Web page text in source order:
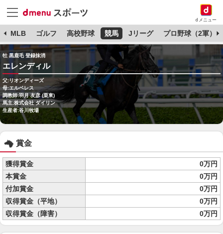
dメニュー
MLB ゴルフ 高校野球 競馬 Jリーグ プロ野球（2軍）
牡 黒鹿毛 登録抹消
エレンディル
父:リオンディーズ
母:エルベレス
調教師:羽月 友彦 (栗東)
馬主:株式会社 ダイリン
生産者:谷川牧場
賞金
獲得賞金
0万円
本賞金
0万円
付加賞金
0万円
収得賞金（平地）
0万円
収得賞金（障害）
0万円